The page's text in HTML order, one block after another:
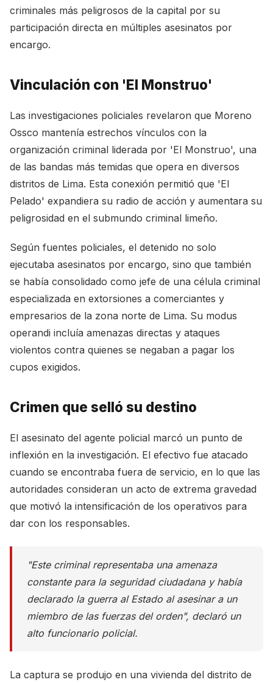
criminales más peligrosos de la capital por su
participación directa en múltiples asesinatos por
encargo.
Vinculación con 'El Monstruo'
Las investigaciones policiales revelaron que Moreno
Ossco mantenía estrechos vínculos con la
organización criminal liderada por 'El Monstruo', una
de las bandas más temidas que opera en diversos
distritos de Lima. Esta conexión permitió que 'El
Pelado' expandiera su radio de acción y aumentara su
peligrosidad en el submundo criminal limeño.
Según fuentes policiales, el detenido no solo
ejecutaba asesinatos por encargo, sino que también
se había consolidado como jefe de una célula criminal
especializada en extorsiones a comerciantes y
empresarios de la zona norte de Lima. Su modus
operandi incluía amenazas directas y ataques
violentos contra quienes se negaban a pagar los
cupos exigidos.
Crimen que selló su destino
El asesinato del agente policial marcó un punto de
inflexión en la investigación. El efectivo fue atacado
cuando se encontraba fuera de servicio, en lo que las
autoridades consideran un acto de extrema gravedad
que motivó la intensificación de los operativos para
dar con los responsables.
"Este criminal representaba una amenaza
constante para la seguridad ciudadana y había
declarado la guerra al Estado al asesinar a un
miembro de las fuerzas del orden", declaró un
alto funcionario policial.
La captura se produjo en una vivienda del distrito de